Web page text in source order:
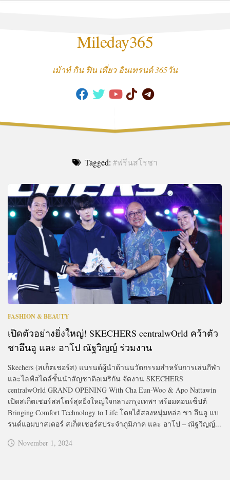
Mileday365
เม้าท์ กิน ฟิน เที่ยว อินเทรนด์ 365วัน
Tagged: #ฟรีนสโรชา
FASHION & BEAUTY
เปิดตัวอย่างยิ่งใหญ่! SKECHERS centralwOrld คว้าตัว
ชาอึนอู และ อาโป ณัฐวิญญ์ ร่วมงาน
Skechers (สเก็ตเชอร์ส) แบรนด์ผู้นำด้านนวัตกรรมสำหรับการเล่นกีฬา
และไลฟ์สไตล์ชั้นนำสัญชาติอเมริกัน จัดงาน SKECHERS
centralwOrld GRAND OPENING With Cha Eun-Woo & Apo Nattawin
เปิดสเก็ตเชอร์สสโตร์สุดยิ่งใหญ่ใจกลางกรุงเทพฯ พร้อมคอนเซ็ปต์
Bringing Comfort Technology to Life โดยได้สองหนุ่มหล่อ ชา อึนอู แบ
รนด์แอมบาสเดอร์ สเก็ตเชอร์สประจำภูมิภาค และ อาโป – ณัฐวิญญ์...
November 1, 2024